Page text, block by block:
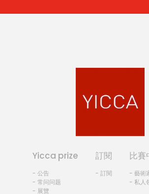
Yicca prize
- 公告
- 常问问题
- 展覽
訂閱
- 訂閱
比賽
- 藝術
- 私人